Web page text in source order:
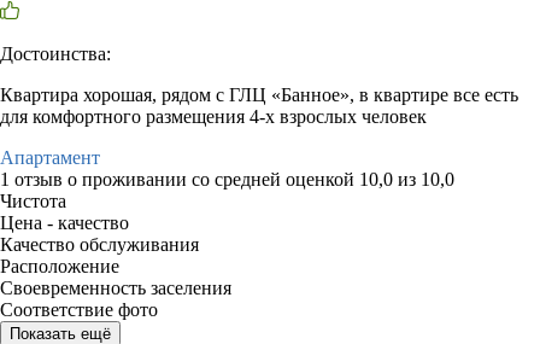
Достоинства:
Квартира хорошая, рядом с ГЛЦ «Банное», в квартире все есть
для комфортного размещения 4-х взрослых человек
Апартамент
1 отзыв о проживании со средней оценкой 10,0 из 10,0
Чистота
Цена - качество
Качество обслуживания
Расположение
Своевременность заселения
Соответствие фото
Показать ещё